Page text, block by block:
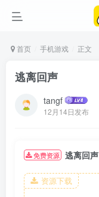
首页 手机游戏 正文
逃离回声
tangf
12月14日发布
免费资源 逃离回声
资源下载